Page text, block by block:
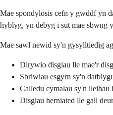
Mae spondylosis cefn y gwddf yn
hyblyg, yn debyg i sut mae sbwng
Mae sawl newid sy'n gysylltiedig
Dirywio disgiau lle mae'r
Sbriwiau esgyrn sy'n
Calledu cymalau sy'n
Disgiau herniated lle gall